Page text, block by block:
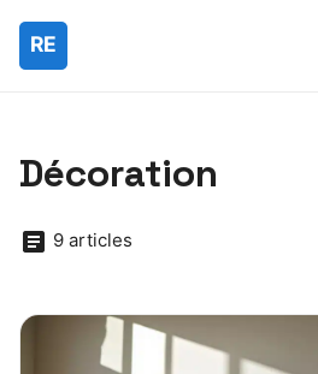
Décoration
9 articles